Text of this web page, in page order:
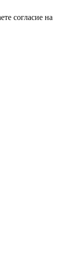
согласие на